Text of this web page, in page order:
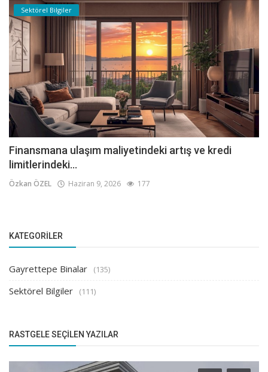
Sektörel Bilgiler
Finansmana ulaşım maliyetindeki artış ve kredi
limitlerindeki...
Özkan ÖZEL Haziran 9, 2026 177
KATEGORILER
Gayrettepe Binalar (135)
Sektörel Bilgiler (111)
RASTGELE SEÇILEN YAZILAR